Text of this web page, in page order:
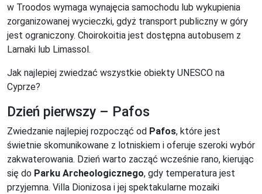
w Troodos wymaga wynajęcia samochodu lub wykupienia
zorganizowanej wycieczki, gdyż transport publiczny w góry
jest ograniczony. Choirokoitia jest dostępna autobusem z
Larnaki lub Limassol.
Jak najlepiej zwiedzać wszystkie obiekty UNESCO na
Cyprze?
Dzień pierwszy – Pafos
Zwiedzanie najlepiej rozpocząć od Pafos, które jest
świetnie skomunikowane z lotniskiem i oferuje szeroki wybór
zakwaterowania. Dzień warto zacząć wcześnie rano, kierując
się do Parku Archeologicznego, gdy temperatura jest
przyjemna. Villa Dionizosa i jej spektakularne mozaiki